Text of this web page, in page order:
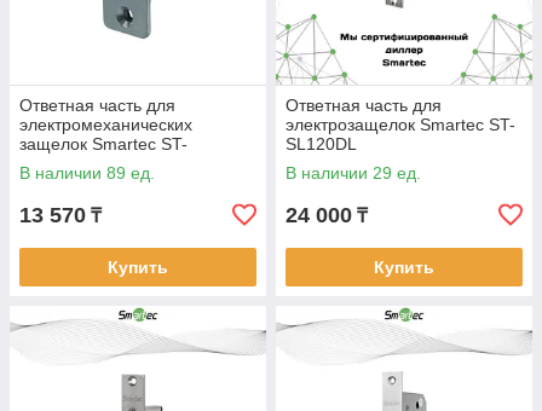
Ответная часть для
электромеханических
защелок Smartec ST-
SL010DL
В наличии 89 ед.
13 570 ₸
Купить
Ответная часть для
электрозащелок Smartec ST-
SL120DL
В наличии 29 ед.
24 000 ₸
Купить